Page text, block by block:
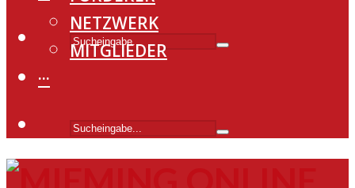
NETZWERK
MITGLIEDER
···